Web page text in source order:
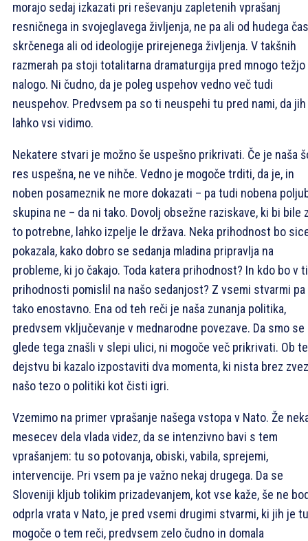
morajo sedaj izkazati pri reševanju zapletenih vprašanj
resničnega in svojeglavega življenja, ne pa ali od hudega
skrčenega ali od ideologije prirejenega življenja. V takšnih
razmerah pa stoji totalitarna dramaturgija pred mnogo težjo
nalogo. Ni čudno, da je poleg uspehov vedno več tudi
neuspehov. Predvsem pa so ti neuspehi tu pred nami, da jih
lahko vsi vidimo.
Nekatere stvari je možno še uspešno prikrivati. Če je naša
res uspešna, ne ve nihče. Vedno je mogoče trditi, da je, in
noben posameznik ne more dokazati – pa tudi nobena
skupina ne – da ni tako. Dovolj obsežne raziskave, ki bi bile
to potrebne, lahko izpelje le država. Neka prihodnost bo
pokazala, kako dobro se sedanja mladina pripravlja na
probleme, ki jo čakajo. Toda katera prihodnost? In kdo bo v
prihodnosti pomislil na našo sedanjost? Z vsemi stvarmi pa
tako enostavno. Ena od teh reči je naša zunanja politika,
predvsem vključevanje v mednarodne povezave. Da smo se
glede tega znašli v slepi ulici, ni mogoče več prikrivati. Ob
dejstvu bi kazalo izpostaviti dva momenta, ki nista brez
našo tezo o politiki kot čisti igri.
Vzemimo na primer vprašanje našega vstopa v Nato. Že
mesecev dela vlada videz, da se intenzivno bavi s tem
vprašanjem: tu so potovanja, obiski, vabila, sprejemi,
intervencije. Pri vsem pa je važno nekaj drugega. Da se
Sloveniji kljub tolikim prizadevanjem, kot vse kaže, še ne
odprla vrata v Nato, je pred vsemi drugimi stvarmi, ki jih je
mogoče o tem reči, predvsem zelo čudno in domala